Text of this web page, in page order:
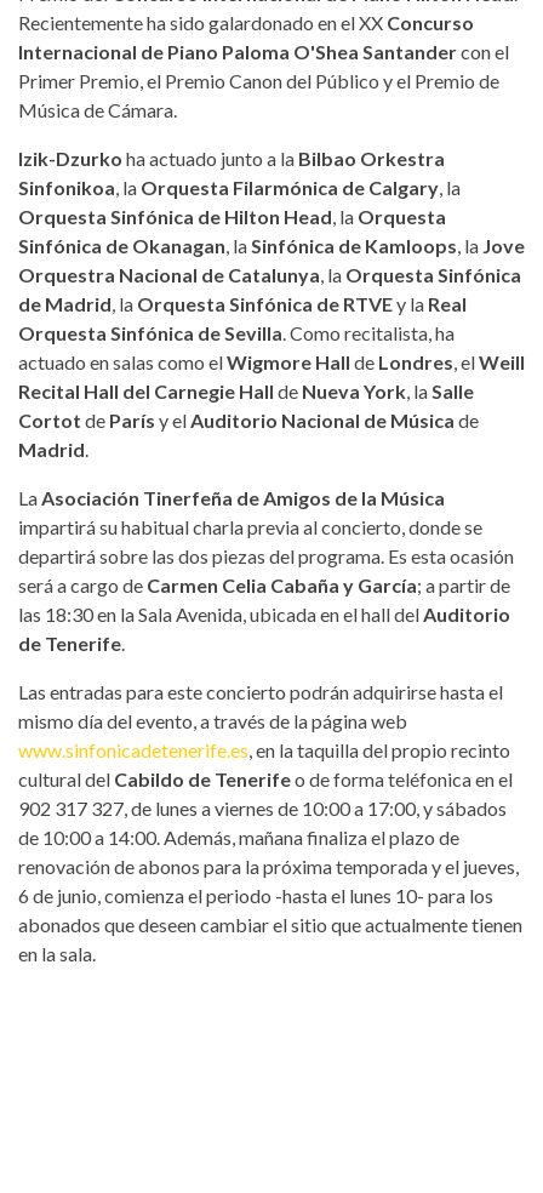
Recientemente ha sido galardonado en el XX Concurso
Internacional de Piano Paloma O'Shea Santandercon el
Primer Premio, el Premio Canon del Público y el Premio de
Música de Cámara.
Izik-Dzurko ha actuado junto a la Bilbao Orkestra
Sinfonikoa, la Orquesta Filarmónica de Calgary, la
Orquesta Sinfónica de Hilton Head, la Orquesta
Sinfónica de Okanagan, laSinfónica de Kamloops, la Jove
Orquestra Nacional de Catalunya, la Orquesta Sinfónica
de Madrid, la Orquesta Sinfónica de RTVEy la Real
Orquesta Sinfónica de Sevilla. Como recitalista, ha
actuado en salas como elWigmore Hall de Londres, elWeill
Recital Hall del Carnegie Hall de Nueva York, laSalle
Cortot de París y elAuditorio Nacional de Música de
Madrid.
LaAsociación Tinerfeña de Amigos de la Música
impartirá su habitual charla previa al concierto, donde se
departirá sobre las dos piezas del programa. Es esta ocasión
será a cargo de Carmen Celia Cabaña y García; a partir de
las 18:30 en la Sala Avenida, ubicada en el hall delAuditorio
de Tenerife.
Las entradas para este concierto podrán adquirirse hasta el
mismo día del evento, a través de la página web
www.sinfonicadetenerife.es, en la taquilla del propio recinto
cultural del Cabildo de Tenerifeo de forma teléfonica en el
902 317 327, de lunes a viernes de 10:00 a 17:00, y sábados
de 10:00 a 14:00. Además, mañana finaliza el plazo de
renovación de abonos para la próxima temporada y el jueves,
6 de junio, comienza el periodo -hasta el lunes 10- para los
abonados que deseen cambiar el sitio que actualmente tienen
en la sala.